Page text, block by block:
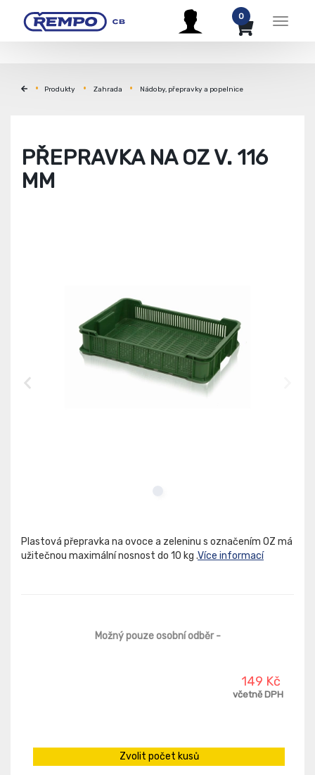
Menu
0
Produkty Zahrada Nádoby, přepravky a popelnice
PŘEPRAVKA NA OZ V. 116
MM
Plastová přepravka na ovoce a zeleninu s označením OZ má
užitečnou maximální nosnost do 10 kg .Více informací
Možný pouze osobní odběr-
149 Kč
včetně DPH
Zvolit počet kusů